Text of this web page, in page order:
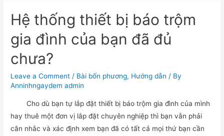
Hệ thống thiết bị báo trộm
gia đình của bạn đã đủ
chưa?
Leave a Comment / Bài bốn phương, Hướng dẫn / By
Anninhngaydem admin
Cho dù bạn tự lắp đặt thiết bị báo trộm gia đình của mình
hay thuê một đơn vị lắp đặt chuyên nghiệp thì bạn vẫn phải
cân nhắc và xác định xem bạn đã có tất cả mọi thứ bạn cần